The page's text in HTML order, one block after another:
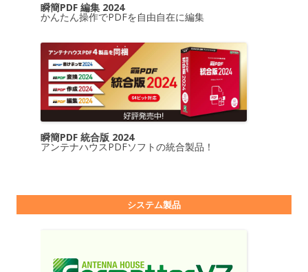
瞬簡PDF 編集 2024
かんたん操作でPDFを自由自在に編集
瞬簡PDF 統合版 2024
アンテナハウスPDFソフトの統合製品！
システム製品